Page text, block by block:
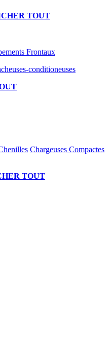
TOUT
Frontaux
conditioneuses
Chargeuses Compactes
TOUT